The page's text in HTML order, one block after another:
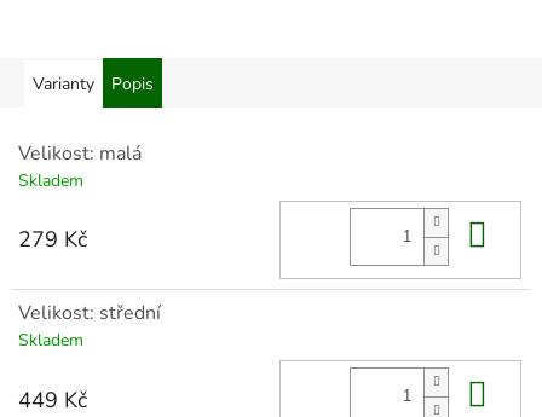
Varianty Popis
Velikost: malá
Skladem
279 Kč
Velikost: střední
Skladem
449 Kč